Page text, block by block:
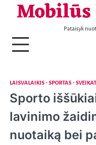
Pataisyk
LAISVALAIKIS SPORTAS
Sporto
lavinimo
nuotaiką bei